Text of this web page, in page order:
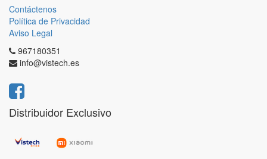
Contáctenos
Política de Privacidad
Aviso Legal
967180351
info@vistech.es
Distribuidor Exclusivo